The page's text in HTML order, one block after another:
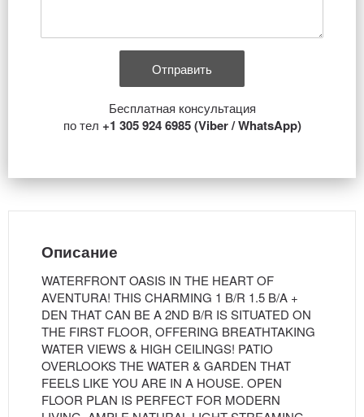
Бесплатная консультация
по тел +1 305 924 6985 (Viber / WhatsApp)
Описание
WATERFRONT OASIS IN THE HEART OF
AVENTURA! THIS CHARMING 1 B/R 1.5 B/A +
DEN THAT CAN BE A 2ND B/R IS SITUATED ON
THE FIRST FLOOR, OFFERING BREATHTAKING
WATER VIEWS & HIGH CEILINGS! PATIO
OVERLOOKS THE WATER & GARDEN THAT
FEELS LIKE YOU ARE IN A HOUSE. OPEN
FLOOR PLAN IS PERFECT FOR MODERN